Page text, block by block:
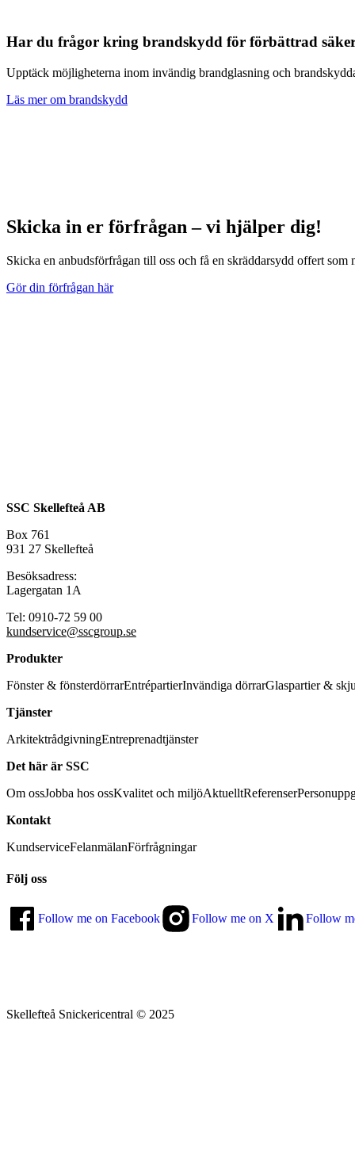
Har du frågor kring brandskydd för förbättrad
Upptäck möjligheterna inom invändig brandglasning och
Läs mer om brandskydd
Skicka in er förfrågan – vi hjälper dig!
Skicka en anbudsförfrågan till oss och få en skräddarsydd offert
Gör din förfrågan här
SSC Skellefteå AB
Box 761
931 27 Skellefteå
Besöksadress:
Lagergatan 1A
Tel: 0910-72 59 00
kundservice@sscgroup.se
Produkter
Fönster & fönsterdörrarEntrépartierInvändiga dörrarGlaspartier &
Tjänster
ArkitektrådgivningEntreprenadtjänster
Det här är SSC
Om ossJobba hos ossKvalitet och miljöAktuelltReferenser
Kontakt
KundserviceFelanmälanFörfrågningar
Följ oss
Follow me on Facebook Follow me on X Follow
Skellefteå Snickericentral © 2025